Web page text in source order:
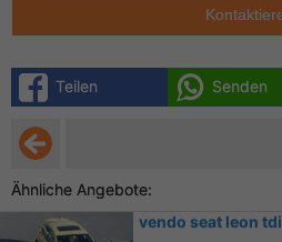
Teilen Senden
Ähnliche Angebote:
vendo seat leon